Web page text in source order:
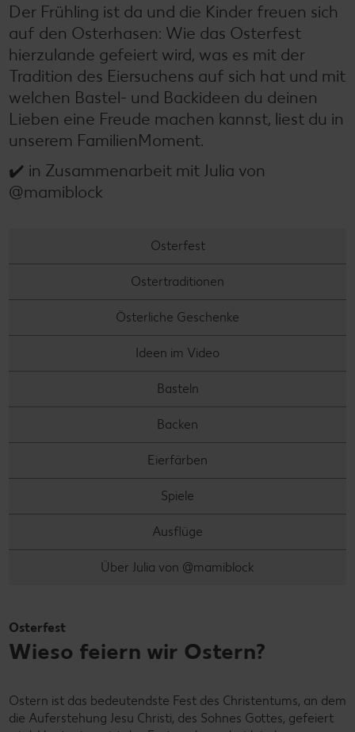
Der Frühling ist da und die Kinder freuen sich
auf den Osterhasen: Wie das Osterfest
hierzulande gefeiert wird, was es mit der
Tradition des Eiersuchens auf sich hat und mit
welchen Bastel- und Backideen du deinen
Lieben eine Freude machen kannst, liest du in
unserem FamilienMoment.
✔️ in Zusammenarbeit mit Julia von
@mamiblock
Osterfest
Ostertraditionen
Österliche Geschenke
Ideen im Video
Basteln
Backen
Eierfärben
Spiele
Ausflüge
Über Julia von @mamiblock
Osterfest
Wieso feiern wir Ostern?
Ostern ist das bedeutendste Fest des Christentums, an dem
die Auferstehung Jesu Christi, des Sohnes Gottes, gefeiert